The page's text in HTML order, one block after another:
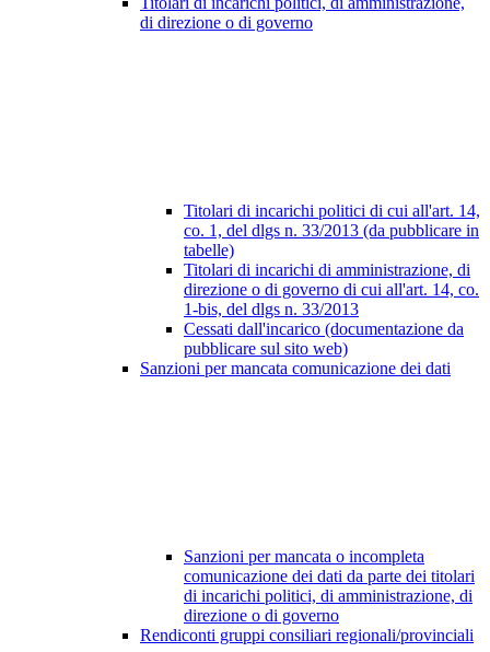
di direzione o di governo
Titolari di incarichi politici di cui all'art. 14,
co. 1, del dlgs n. 33/2013 (da pubblicare in
tabelle)
Titolari di incarichi di amministrazione, di
direzione o di governo di cui all'art. 14, co.
1-bis, del dlgs n. 33/2013
Cessati dall'incarico (documentazione da
pubblicare sul sito web)
Sanzioni per mancata comunicazione dei dati
Sanzioni per mancata o incompleta
comunicazione dei dati da parte dei titolari
di incarichi politici, di amministrazione, di
direzione o di governo
Rendiconti gruppi consiliari regionali/provinciali